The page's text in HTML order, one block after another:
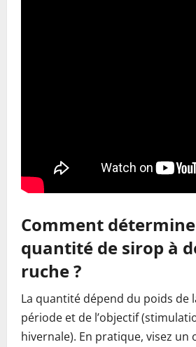
Comment
quantité de sirop à
ruche ?
La quantité dépend du poids de
période et de l’objectif
hivernale). En pratique, visez un